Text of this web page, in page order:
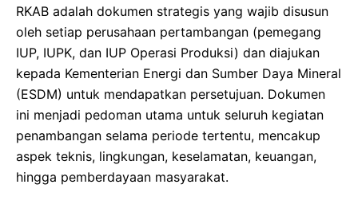
RKAB adalah dokumen strategis yang wajib disusun
oleh setiap perusahaan pertambangan (pemegang
IUP, IUPK, dan IUP Operasi Produksi) dan diajukan
kepada Kementerian Energi dan Sumber Daya Mineral
(ESDM) untuk mendapatkan persetujuan. Dokumen
ini menjadi pedoman utama untuk seluruh kegiatan
penambangan selama periode tertentu, mencakup
aspek teknis, lingkungan, keselamatan, keuangan,
hingga pemberdayaan masyarakat.